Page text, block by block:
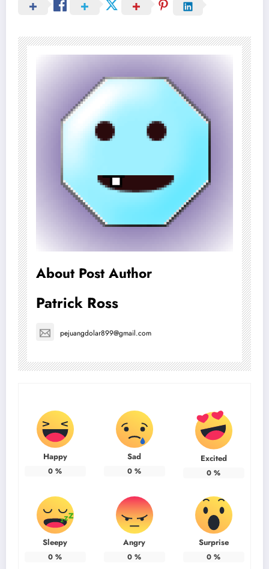
About Post Author
Patrick Ross
pejuangdolar899@gmail.com
Happy
0 %
Sad
0 %
Excited
0 %
Sleepy
0 %
Angry
0 %
Surprise
0 %